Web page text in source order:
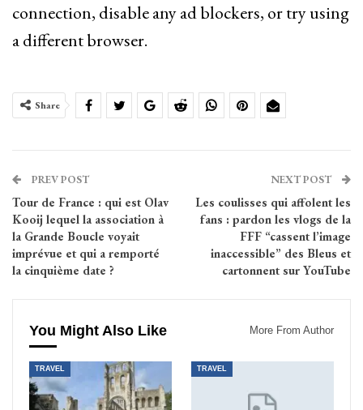
connection, disable any ad blockers, or try using
a different browser.
Share
PREV POST
Tour de France : qui est Olav
Kooij lequel la association à
la Grande Boucle voyait
imprévue et qui a remporté
la cinquième date ?
NEXT POST
Les coulisses qui affolent les
fans : pardon les vlogs de la
FFF “cassent l’image
inaccessible” des Bleus et
cartonnent sur YouTube
You Might Also Like More From Author
TRAVEL TRAVEL